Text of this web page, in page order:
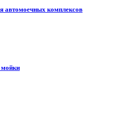
автомоечных комплексов
мойки